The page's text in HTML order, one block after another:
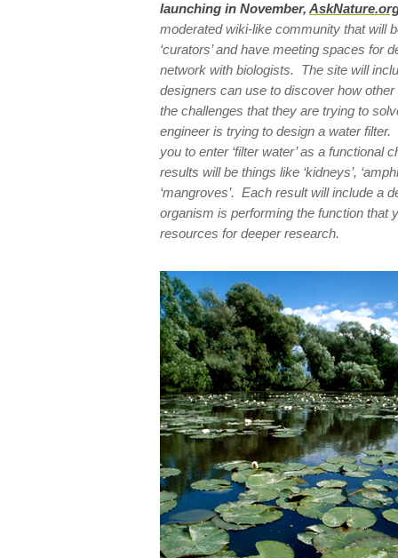
launching in November,
moderated wiki-like community that will
‘curators’ and have meeting spaces for
network with biologists. The site will
designers can use to discover how
the challenges that they are trying to
engineer is trying to design a water
you to enter ‘filter water’ as a functional
results will be things like ‘kidneys’,
‘mangroves’. Each result will include a
organism is performing the function that
resources for deeper research.